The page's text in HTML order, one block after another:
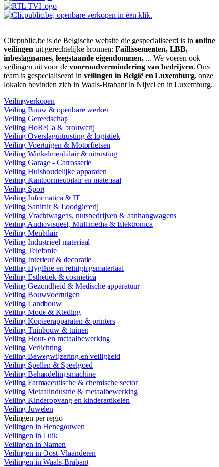
Clicpublic.be is de Belgische website die gespecialiseerd is in online
veilingen uit gerechtelijke bronnen: Faillissementen, LBB,
inbeslagnames, leegstaande eigendommen, ... We voeren ook
veilingen uit voor de voorraadvermindering van bedrijven. Ons
team is gespecialiseerd in veilingen in België en Luxemburg, onze
lokalen bevinden zich in Waals-Brabant in Nijvel en in Luxemburg.
Veilingverkopen
Veiling Bouw & openbare werken
Veiling Gereedschap
Veiling HoReCa & brouwerij
Veiling Overslaguitrusting & logistiek
Veiling Voertuigen & Motorfietsen
Veiling Winkelmeubilair & uitrusting
Veiling Garage - Carrosserie
Veiling Huishoudelijke apparaten
Veiling Kantoormeubilair en materiaal
Veiling Sport
Veiling Informatica & IT
Veiling Sanitair & Loodgieterij
Veiling Vrachtwagens, nutsbedrijven & aanhangwagens
Veiling Audiovisueel, Multimedia & Elektronica
Veiling Meubilair
Veiling Industrieel materiaal
Veiling Telefonie
Veiling Interieur & decoratie
Veiling Hygiëne en reinigingsmateriaal
Veiling Esthetiek & cosmetica
Veiling Gezondheid & Medische apparatuur
Veiling Bouwvoertuigen
Veiling Landbouw
Veiling Mode & Kleding
Veiling Kopieerapparaten & printers
Veiling Tuinbouw & tuinen
Veiling Hout- en metaalbewerking
Veiling Verlichting
Veiling Bewegwijzering en veiligheid
Veiling Spellen & Speelgoed
Veiling Behandelingsmachine
Veiling Farmaceutische & chemische sector
Veiling Metaalindustrie & metaalbewerking
Veiling Kinderopvang en kinderartikelen
Veiling Juwelen
Veilingen per regio
Veilingen in Henegouwen
Veilingen in Luik
Veilingen in Namen
Veilingen in Oost-Vlaanderen
Veilingen in Waals-Brabant